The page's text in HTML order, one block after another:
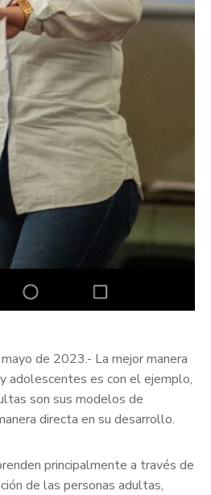
de 2023.- La mejor manera
adolescentes es con el ejemplo,
son sus modelos de
directa en su desarrollo.
principalmente a través de
de las personas adultas,